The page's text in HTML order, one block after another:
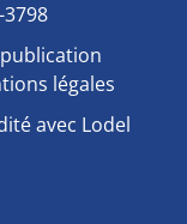
légales
avec Lodel